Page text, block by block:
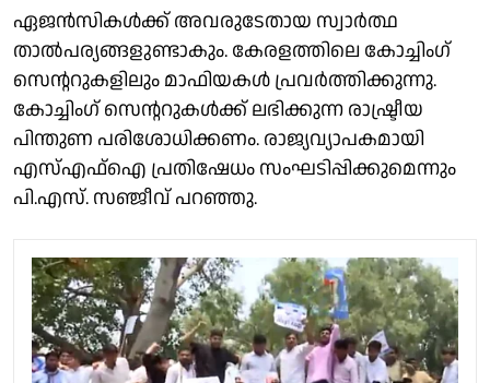
ഏജൻസികൾക്ക് അവരുടേതായ സ്വാർത്ഥ
താൽപര്യങ്ങളുണ്ടാകും. കേരളത്തിലെ കോച്ചിം​ഗ്
സെൻ്ററുകളിലും മാഫിയകൾ പ്രവർത്തിക്കുന്നു.
കോച്ചിം​ഗ് സെൻ്ററുകൾക്ക് ലഭിക്കുന്ന രാഷ്ട്രീയ
പിന്തുണ പരിശോധിക്കണം. രാജ്യവ്യാപകമായി
എസ്എഫ്ഐ പ്രതിഷേധം സംഘടിപ്പിക്കുമെന്നും
പി.എസ്. സഞ്ജീവ് പറഞ്ഞു.